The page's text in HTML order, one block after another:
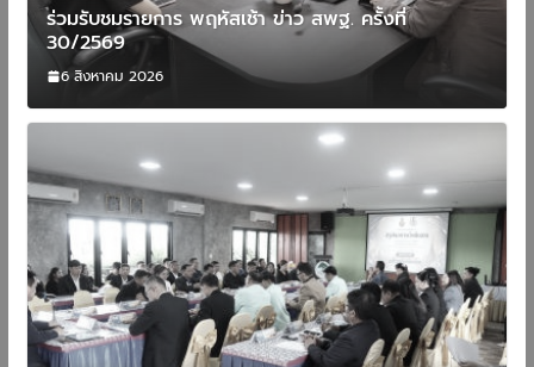
ร่วมรับชมรายการ พฤหัสเช้า ข่าว สพฐ. ครั้งที่
30/2569
6 สิงหาคม 2026